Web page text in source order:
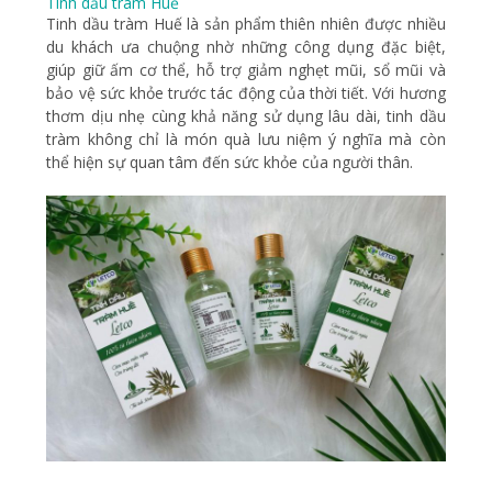
Tinh dầu tràm Huế là sản phẩm thiên nhiên được nhiều
du khách ưa chuộng nhờ những công dụng đặc biệt,
giúp giữ ấm cơ thể, hỗ trợ giảm nghẹt mũi, sổ mũi và
bảo vệ sức khỏe trước tác động của thời tiết. Với hương
thơm dịu nhẹ cùng khả năng sử dụng lâu dài, tinh dầu
tràm không chỉ là món quà lưu niệm ý nghĩa mà còn
thể hiện sự quan tâm đến sức khỏe của người thân.